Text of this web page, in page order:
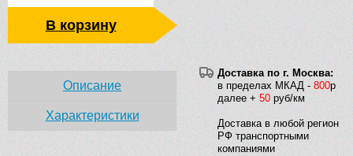
В корзину
Доставка по г. Москва:
в пределах МКАД - 800р
далее + 50 руб/км
Доставка в любой регион
РФ транспортными
компаниями
Описание
Характеристики